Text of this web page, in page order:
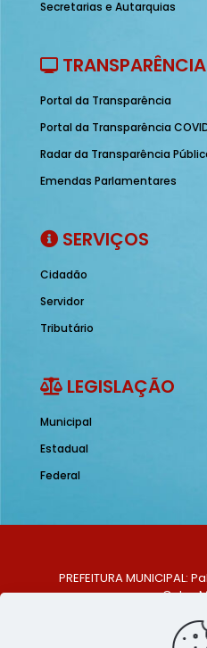
Secretarias e Autarquias
TRANSPARÊNCIA
Portal da Transparência
Portal da Transparência
Radar da Transparência
Emendas Parlamentares
SERVIÇOS
Cidadão
Servidor
Tributário
LEGISLAÇÃO
Municipal
Estadual
Federal
PREFEITURA
Celso
Centro, São Bento do